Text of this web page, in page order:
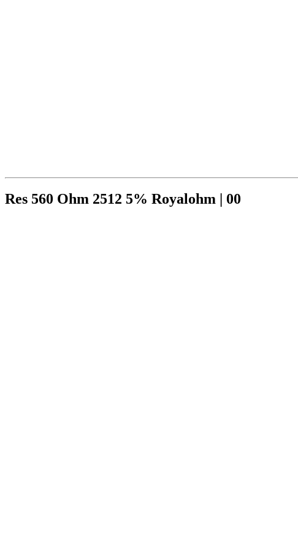
Res 560 Ohm 2512 5% Royalohm | 00